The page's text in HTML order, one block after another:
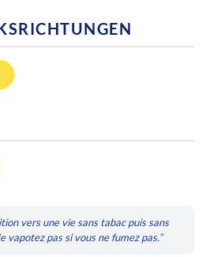
vers une vie sans tabac puis sans
vapotez pas si vous ne fumez pas.”